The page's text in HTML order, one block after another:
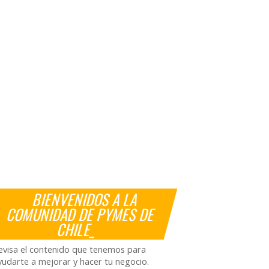
BIENVENIDOS A LA
COMUNIDAD DE PYMES DE
CHILE_
el contenido que tenemos para
a mejorar y hacer tu negocio.